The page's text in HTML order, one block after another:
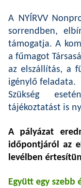
A NYÍRVV
sorrendben,
támogatja. A
a fűmagot
az elszállítás, a
igénylő feladata.
Szükség
tájékoztatást is
A pályázat
időpontjáról az
levélben
Együtt egy szebb